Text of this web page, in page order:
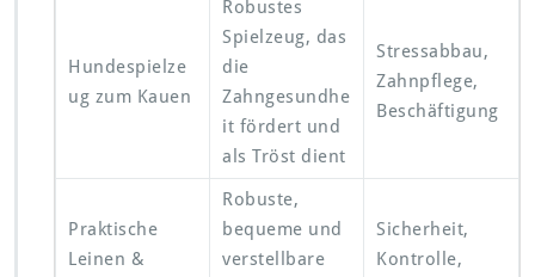
Hundespielze
ug zum Kauen
Robustes
Spielzeug, das
die
Zahngesundhe
it fördert und
als Tröst dient
Stressabbau,
Zahnpflege,
Beschäftigung
Praktische
Leinen &
Robuste,
bequeme und
verstellbare
Sicherheit,
Kontrolle,